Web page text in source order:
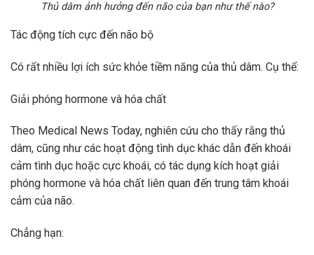
Thủ dâm ảnh hưởng đến não của bạn như thế nào?
Tác động tích cực đến não bộ
Có rất nhiều lợi ích sức khỏe tiềm năng của thủ dâm. Cụ thể:
Giải phóng hormone và hóa chất
Theo Medical News Today, nghiên cứu cho thấy rằng thủ
dâm, cũng như các hoạt động tình dục khác dẫn đến khoái
cảm tình dục hoặc cực khoái, có tác dụng kích hoạt giải
phóng hormone và hóa chất liên quan đến trung tâm khoái
cảm của não.
Chẳng hạn: